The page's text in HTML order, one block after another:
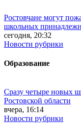
Ростовчане могут
школьных
сегодня, 20:32
Новости рубрики
Образование
Сразу четыре новых
Ростовской области
вчера, 16:14
Новости рубрики